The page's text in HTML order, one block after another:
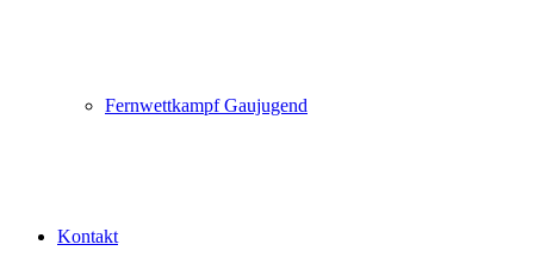
Fernwettkampf Gaujugend
Kontakt